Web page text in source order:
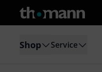
Shop Service